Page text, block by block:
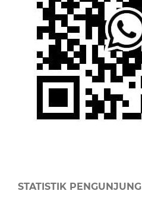
STATISTIK PENGUNJUNG